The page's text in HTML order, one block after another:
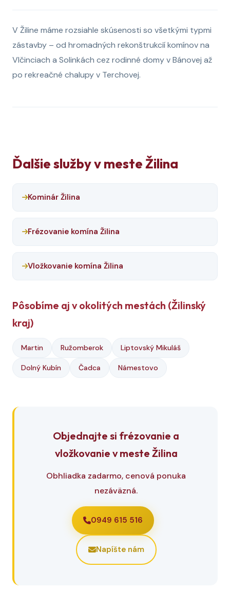
V Žiline máme rozsiahle skúsenosti so všetkými typmi
zástavby – od hromadných rekonštrukcií komínov na
Vlčinciach a Solinkách cez rodinné domy v Bánovej až
po rekreačné chalupy v Terchovej.
Ďalšie služby v meste Žilina
Kominár Žilina
Frézovanie komína Žilina
Vložkovanie komína Žilina
Pôsobíme aj v okolitých mestách (Žilinský
kraj)
Martin Ružomberok Liptovský Mikuláš
Dolný Kubín Čadca Námestovo
Objednajte si frézovanie a
vložkovanie v meste Žilina
Obhliadka zadarmo, cenová ponuka
nezáväzná.
0949 615 516
Napíšte nám